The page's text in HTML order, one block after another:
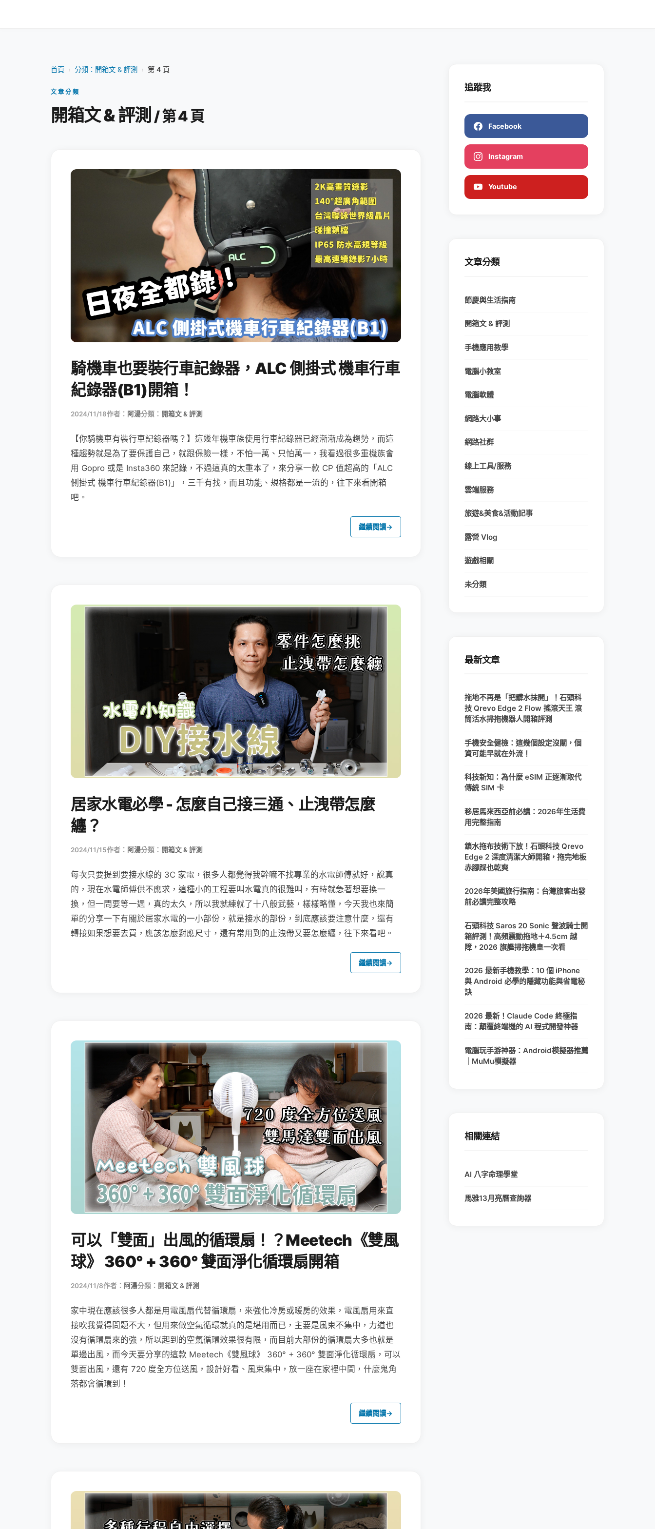
首頁 › 分類：開箱文 & 評測 › 第 4 頁
文章分類
開箱文 & 評測 / 第 4 頁
騎機車也要裝行車記錄器，ALC 側掛式 機車行車
紀錄器(B1)開箱！
2024/11/18作者： 阿湯分類： 開箱文 & 評測
【你騎機車有裝行車記錄器嗎？】這幾年機車族使用行車記錄器已經漸漸成為趨勢，而這
種趨勢就是為了要保護自己，就跟保險一樣，不怕一萬、只怕萬一，我看過很多重機族會
用 Gopro 或是 Insta360 來記錄，不過這真的太重本了，來分享一款 CP 值超高的「ALC
側掛式 機車行車紀錄器(B1)」，三千有找，而且功能、規格都是一流的，往下來看開箱
吧。
繼續閱讀→
居家水電必學 - 怎麼自己接三通、止洩帶怎麼
纏？
2024/11/15作者： 阿湯分類： 開箱文 & 評測
每次只要提到要接水線的 3C 家電，很多人都覺得我幹嘛不找專業的水電師傅就好，說真
的，現在水電師傅供不應求，這種小的工程要叫水電真的很難叫，有時就急著想要換一
換，但一問要等一週，真的太久，所以我就練就了十八般武藝，樣樣略懂，今天我也來簡
單的分享一下有關於居家水電的一小部份，就是接水的部份，到底應該要注意什麼，還有
轉接如果想要去買，應該怎麼對應尺寸，還有常用到的止洩帶又要怎麼纏，往下來看吧。
繼續閱讀→
可以「雙面」出風的循環扇！？Meetech《雙風
球》 360° + 360° 雙面淨化循環扇開箱
2024/11/8作者： 阿湯分類： 開箱文 & 評測
家中現在應該很多人都是用電風扇代替循環扇，來強化冷房或暖房的效果，電風扇用來直
接吹我覺得問題不大，但用來做空氣循環就真的是堪用而已，主要是風束不集中，力道也
沒有循環扇來的強，所以起到的空氣循環效果很有限，而目前大部份的循環扇大多也就是
單邊出風，而今天要分享的這款 Meetech《雙風球》 360° + 360° 雙面淨化循環扇，可以
雙面出風，還有 720 度全方位送風，設計好看、風束集中，放一座在家裡中間，什麼鬼角
落都會循環到！
繼續閱讀→
追蹤我
Facebook
Instagram
Youtube
文章分類
節慶與生活指南
開箱文 & 評測
手機應用教學
電腦小教室
電腦軟體
網路大小事
網路社群
線上工具/服務
雲端服務
旅遊&美食&活動記事
露營 Vlog
遊戲相關
未分類
最新文章
拖地不再是「把髒水抹開」！石頭科
技 Qrevo Edge 2 Flow 搖滾天王 滾
筒活水掃拖機器人開箱評測
手機安全健檢：這幾個設定沒關，個
資可能早就在外流！
科技新知：為什麼 eSIM 正逐漸取代
傳統 SIM 卡
移居馬來西亞前必讀：2026年生活費
用完整指南
鎖水拖布技術下放！石頭科技 Qrevo
Edge 2 深度清潔大師開箱，拖完地板
赤腳踩也乾爽
2026年美國旅行指南：台灣旅客出發
前必讀完整攻略
石頭科技 Saros 20 Sonic 聲波騎士開
箱評測！高頻震動拖地＋4.5cm 越
障，2026 旗艦掃拖機皇一次看
2026 最新手機教學：10 個 iPhone
與 Android 必學的隱藏功能與省電秘
訣
2026 最新！Claude Code 終極指
南：顛覆終端機的 AI 程式開發神器
電腦玩手游神器：Android模擬器推薦
｜MuMu模擬器
相關連結
AI 八字命理學堂
馬雅13月亮曆查詢器